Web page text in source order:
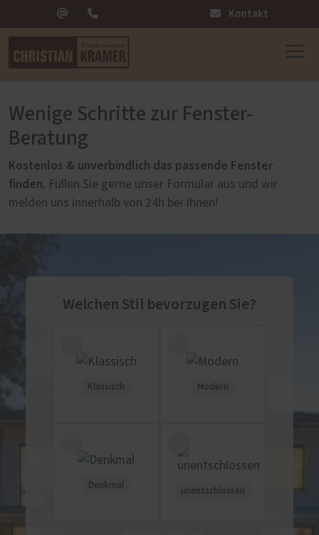
Kontakt
Wenige Schritte zur Fenster-
Beratung
Kostenlos & unverbindlich das passende Fenster
finden. Füllen Sie gerne unser Formular aus und wir
melden uns innerhalb von 24h bei Ihnen!
Welchen Stil bevorzugen Sie?
Klassisch Modern
Denkmal
unentschlossen